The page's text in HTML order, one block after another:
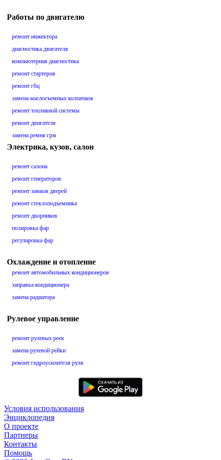
Работы по двигателю
ремонт инжектора
диагностика двигателя
компьютерная диагностика
ремонт стартеров
ремонт гбц
замена маслосъемных колпачков
ремонт топливной системы
ремонт двигателя
замена ремня грм
Электрика, кузов, салон
ремонт салона
ремонт генераторов
ремонт замков дверей
ремонт стеклоподъемника
ремонт дворников
полировка фар
регулировка фар
Охлаждение и отопление
ремонт автомобильных кондиционеров
заправка кондиционера
замена радиатора
Рулевое управление
ремонт рулевых реек
замена рулевой рейки
ремонт гидроусилителя руля
Условия использования
Энциклопедия
О проекте
Партнеры
Контакты
Помощь